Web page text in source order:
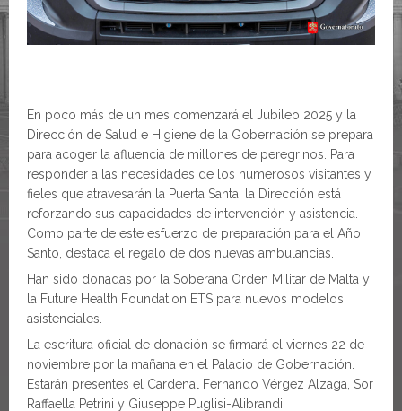
En poco más de un mes comenzará el Jubileo 2025 y la
Dirección de Salud e Higiene de la Gobernación se prepara
para acoger la afluencia de millones de peregrinos. Para
responder a las necesidades de los numerosos visitantes y
fieles que atravesarán la Puerta Santa, la Dirección está
reforzando sus capacidades de intervención y asistencia.
Como parte de este esfuerzo de preparación para el Año
Santo, destaca el regalo de dos nuevas ambulancias.
Han sido donadas por la Soberana Orden Militar de Malta y
la Future Health Foundation ETS para nuevos modelos
asistenciales.
La escritura oficial de donación se firmará el viernes 22 de
noviembre por la mañana en el Palacio de Gobernación.
Estarán presentes el Cardenal Fernando Vérgez Alzaga, Sor
Raffaella Petrini y Giuseppe Puglisi-Alibrandi,